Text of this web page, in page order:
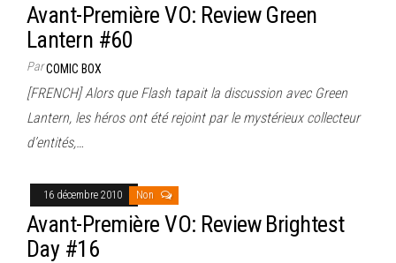
Avant-Première VO: Review Green
Lantern #60
ParCOMIC BOX
[FRENCH] Alors que Flash tapait la discussion avec Green
Lantern, les héros ont été rejoint par le mystérieux collecteur
d’entités,…
16 décembre 2010 Non
Avant-Première VO: Review Brightest
Day #16